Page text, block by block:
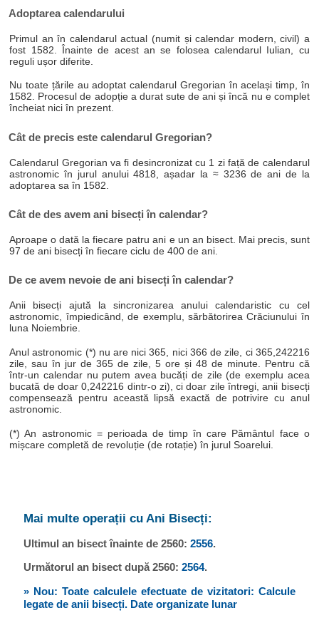
Adoptarea calendarului
Primul an în calendarul actual (numit și calendar modern, civil) a
fost 1582. Înainte de acest an se folosea calendarul Iulian, cu
reguli ușor diferite.
Nu toate țările au adoptat calendarul Gregorian în același timp, în
1582. Procesul de adopție a durat sute de ani și încă nu e complet
încheiat nici în prezent.
Cât de precis este calendarul Gregorian?
Calendarul Gregorian va fi desincronizat cu 1 zi față de calendarul
astronomic în jurul anului 4818, așadar la ≈ 3236 de ani de la
adoptarea sa în 1582.
Cât de des avem ani bisecți în calendar?
Aproape o dată la fiecare patru ani e un an bisect. Mai precis, sunt
97 de ani bisecți în fiecare ciclu de 400 de ani.
De ce avem nevoie de ani bisecți în calendar?
Anii bisecți ajută la sincronizarea anului calendaristic cu cel
astronomic, împiedicând, de exemplu, sărbătorirea Crăciunului în
luna Noiembrie.
Anul astronomic (*) nu are nici 365, nici 366 de zile, ci 365,242216
zile, sau în jur de 365 de zile, 5 ore și 48 de minute. Pentru că
într-un calendar nu putem avea bucăți de zile (de exemplu acea
bucată de doar 0,242216 dintr-o zi), ci doar zile întregi, anii bisecți
compensează pentru această lipsă exactă de potrivire cu anul
astronomic.
(*) An astronomic = perioada de timp în care Pământul face o
mișcare completă de revoluție (de rotație) în jurul Soarelui.
Mai multe operații cu Ani Bisecți:
Ultimul an bisect înainte de 2560: 2556.
Următorul an bisect după 2560: 2564.
» Nou: Toate calculele efectuate de vizitatori: Calcule
legate de anii bisecți. Date organizate lunar